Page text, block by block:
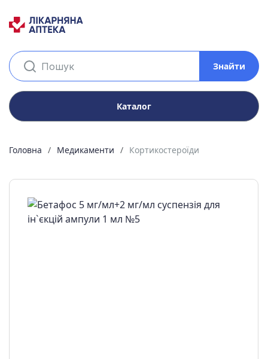
Каталог
Знайти
Головна Медикаменти Кортикостероїди